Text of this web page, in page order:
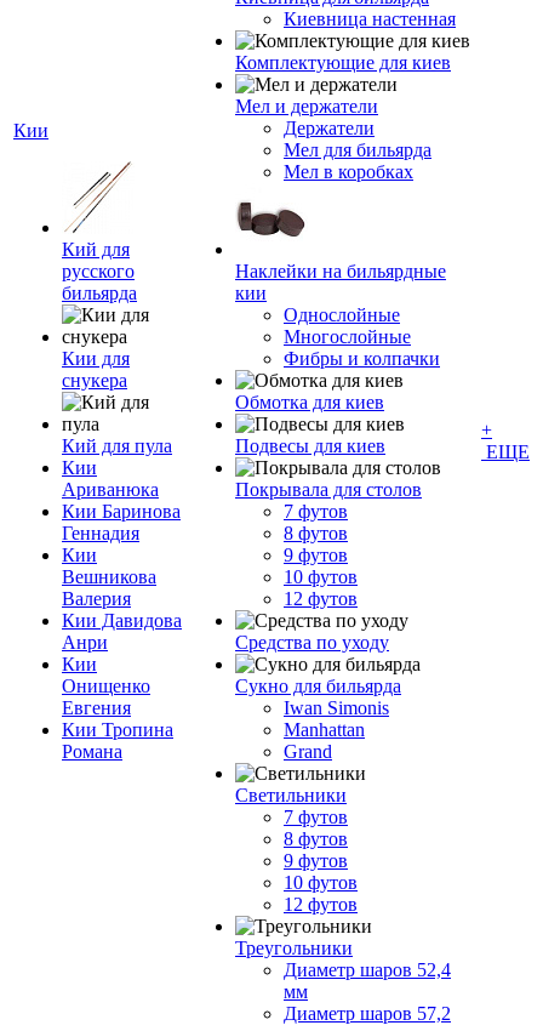
Кии
Кий для
русского
бильярда
Кии для
снукера
Кий для пула
Кии
Ариванюка
Кии Баринова
Геннадия
Кии
Вешникова
Валерия
Кии Давидова
Анри
Кии
Онищенко
Евгения
Кии Тропина
Романа
Киевница настенная
Комплектующие для киев
Мел и держатели
Держатели
Мел для бильярда
Мел в коробках
Наклейки на бильярдные
кии
Однослойные
Многослойные
Фибры и колпачки
Обмотка для киев
Подвесы для киев
Покрывала для столов
7 футов
8 футов
9 футов
10 футов
12 футов
Средства по уходу
Сукно для бильярда
Iwan Simonis
Manhattan
Grand
Светильники
7 футов
8 футов
9 футов
10 футов
12 футов
Треугольники
Диаметр шаров 52,4
мм
Диаметр шаров 57,2
+
ЕЩЕ